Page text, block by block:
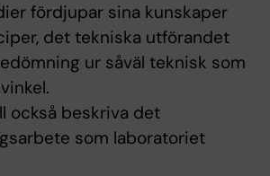
fördjupar sina kunskaper
det tekniska utförandet
ur såväl teknisk som
också beskriva det
som laboratoriet